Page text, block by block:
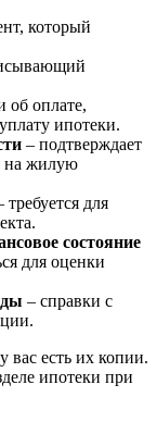
который
об оплате,
ипотеки.
– подтверждает
на жилую
требуется для
состояние
для оценки
– справки с
вас есть их копии.
ипотеки при